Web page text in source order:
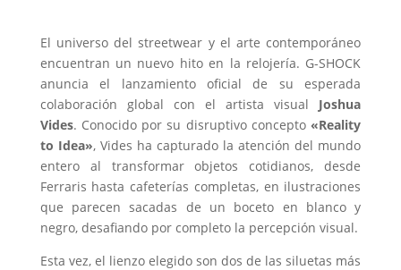
El universo del streetwear y el arte contemporáneo
encuentran un nuevo hito en la relojería. G-SHOCK
anuncia el lanzamiento oficial de su esperada
colaboración global con el artista visual Joshua
Vides. Conocido por su disruptivo concepto«Reality
to Idea», Vides ha capturado la atención del mundo
entero al transformar objetos cotidianos, desde
Ferraris hasta cafeterías completas, en ilustraciones
que parecen sacadas de un boceto en blanco y
negro, desafiando por completo la percepción visual.
Esta vez, el lienzo elegido son dos de las siluetas más